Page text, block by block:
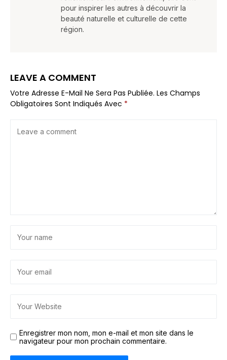
pour inspirer les autres à découvrir la
beauté naturelle et culturelle de cette
région.
LEAVE A COMMENT
Votre Adresse E-Mail Ne Sera Pas Publiée. Les Champs
Obligatoires Sont Indiqués Avec *
Enregistrer mon nom, mon e-mail et mon site dans le
navigateur pour mon prochain commentaire.